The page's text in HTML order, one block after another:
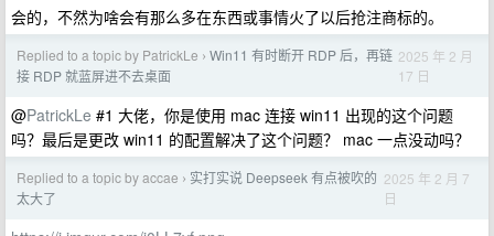
会的，不然为啥会有那么多在东西或事情火了以后抢注商标的。
Replied to a topic by PatrickLe › Win11 有时断开 RDP 后，再链
接 RDP 就蓝屏进不去桌面
2025 年 2 月
17 日
@PatrickLe #1 大佬，你是使用 mac 连接 win11 出现的这个问题
吗？最后是更改 win11 的配置解决了这个问题？ mac 一点没动吗？
Replied to a topic by accae › 实打实说 Deepseek 有点被吹的
太大了
2025 年 2 月 7
日